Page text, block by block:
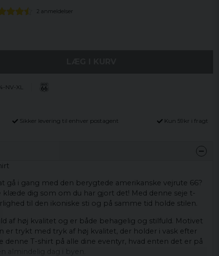
2 anmeldelser
NV-XL
Sikker levering til enhver postagent Kun 59kr i fragt
gå i gang med den berygtede amerikanske vejrute 66?
klæde dig som om du har gjort det! Med denne seje t-
til den ikoniske sti og på samme tid holde stilen.
af høj kvalitet og er både behagelig og stilfuld. Motivet
er trykt med tryk af høj kvalitet, der holder i vask efter
denne T-shirt på alle dine eventyr, hvad enten det er på
almindelig dag i byen.